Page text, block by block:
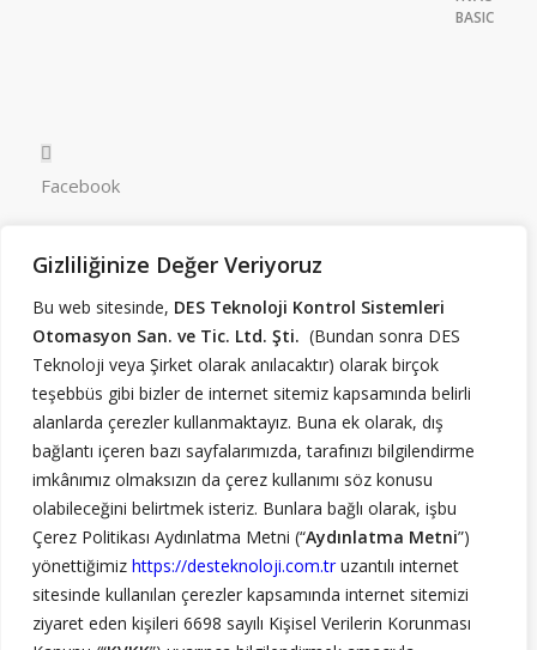
Gizliliğinize Değer Veriyoruz
Bu web sitesinde, DES Teknoloji Kontrol Sistemleri
Otomasyon San. ve Tic. Ltd. Şti. (Bundan sonra DES
Teknoloji veya Şirket olarak anılacaktır) olarak birçok
teşebbüs gibi bizler de internet sitemiz kapsamında belirli
alanlarda çerezler kullanmaktayız. Buna ek olarak, dış
bağlantı içeren bazı sayfalarımızda, tarafınızı bilgilendirme
imkânımız olmaksızın da çerez kullanımı söz konusu
olabileceğini belirtmek isteriz. Bunlara bağlı olarak, işbu
Çerez Politikası Aydınlatma Metni (“Aydınlatma Metni”)
yönettiğimiz https://desteknoloji.com.truzantılı internet
sitesinde kullanılan çerezler kapsamında internet sitemizi
ziyaret eden kişileri 6698 sayılı Kişisel Verilerin Korunması
Facebook
LinkedIn
RSS Beslemesi
Yukarı Dudullu Mah. Necip Fazıl Bulvarı. Keyap Çarşı E2
Blok. No: 44/85. Ümraniye / İstanbul
Yol Tarifi
+90 216 420 30 56 (Pbx)